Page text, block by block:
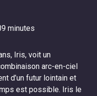
minutes
Iris, voit un
arc-en-ciel
d’un futur lointain et
est possible. Iris le